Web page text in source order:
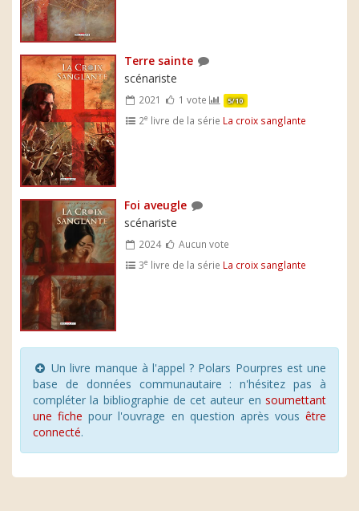
Terre sainte
scénariste
2021 1 vote 5/10
2e livre de la série La croix sanglante
Foi aveugle
scénariste
2024
Aucun vote
3e livre de la série La croix sanglante
Un livre manque à l'appel ? Polars Pourpres est une
base de données communautaire : n'hésitez pas à
compléter la bibliographie de cet auteur en soumettant
une fiche pour l'ouvrage en question après vous être
connecté.